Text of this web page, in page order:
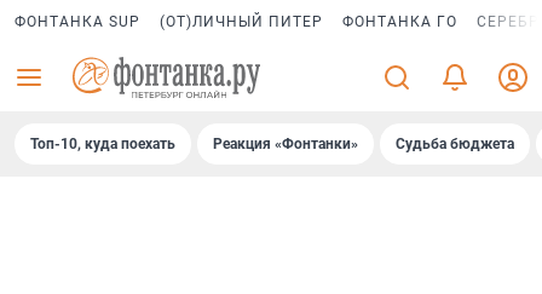
ФОНТАНКА SUP (ОТ)ЛИЧНЫЙ ПИТЕР ФОНТАНКА ГО
Топ-10, куда поехать Реакция «Фонтанки» Судьба бюджета